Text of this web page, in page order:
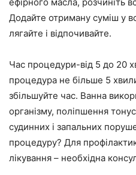
Додайте отриману суміш у
лягайте і відпочивайте.
Час процедури-від 5 до 20
процедура не більше 5
збільшуйте час. Ванна
організму, поліпшення
судинних і запальних
процедуру? Для
лікування – необхідна